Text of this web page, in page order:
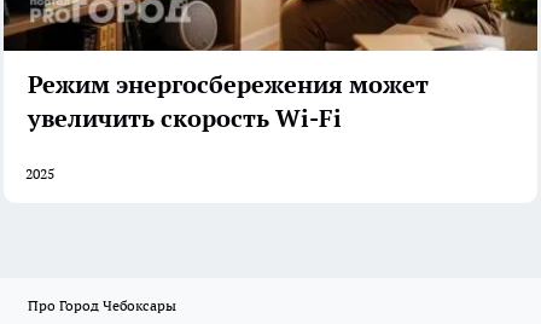
Режим энергосбережения может
увеличить скорость Wi-Fi
2025
Про Город Чебоксары